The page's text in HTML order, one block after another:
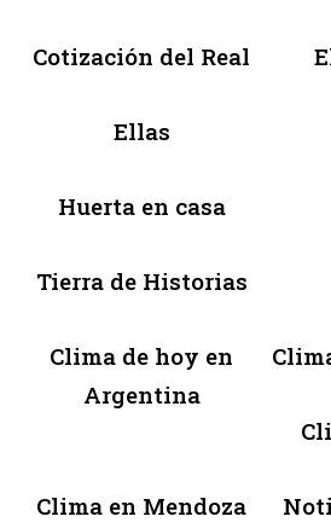
Cotización del Real
Ellas
Huerta en casa
Tierra de Historias
Clima de hoy en
Argentina
Clima en Mendoza